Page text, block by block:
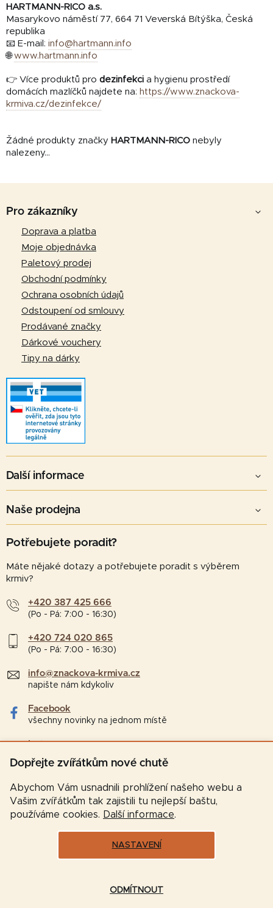
Dopřejte zvířátkům nové chutě
Abychom Vám usnadnili prohlížení našeho webu a
Vašim zvířátkům tak zajistili tu nejlepší baštu,
používáme cookies. Další informace.
NASTAVENÍ
ODMÍTNOUT
HARTMANN-RICO a.s.
Masarykovo náměstí 77, 664 71 Veverská Bítýška, Česká
republika
📧 E-mail: info@hartmann.info
🌐www.hartmann.info
👉 Více produktů pro dezinfekci a hygienu prostředí
domácích mazlíčků najdete na: https://www.znackova-
krmiva.cz/dezinfekce/
Žádné produkty značky HARTMANN-RICO nebyly
nalezeny...
Pro zákazníky
Doprava a platba
Moje objednávka
Paletový prodej
Obchodní podmínky
Ochrana osobních údajů
Odstoupení od smlouvy
Prodávané značky
Dárkové vouchery
Tipy na dárky
Další informace
Naše prodejna
Potřebujete poradit?
Máte nějaké dotazy a potřebujete poradit s výběrem
krmiv?
+420 387 425 666
(Po - Pá: 7:00 - 16:30)
+420 724 020 865
(Po - Pá: 7:00 - 16:30)
info@znackova-krmiva.cz
napište nám kdykoliv
Facebook
všechny novinky na jednom místě
Instagram
tipy a zajímavosti pro chovatele
Vytvořil Shoptet